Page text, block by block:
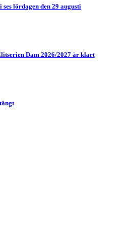
lördagen den 29 augusti
Dam 2026/2027 är klart